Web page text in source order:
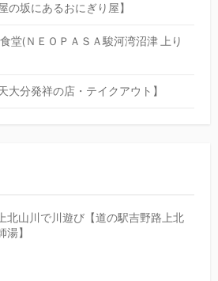
の坂にあるおにぎり屋】
堂(ＮＥＯＰＡＳＡ駿河湾沼津 上り
大分発祥の店・テイクアウト】
北山川で川遊び【道の駅吉野路上北
湯】